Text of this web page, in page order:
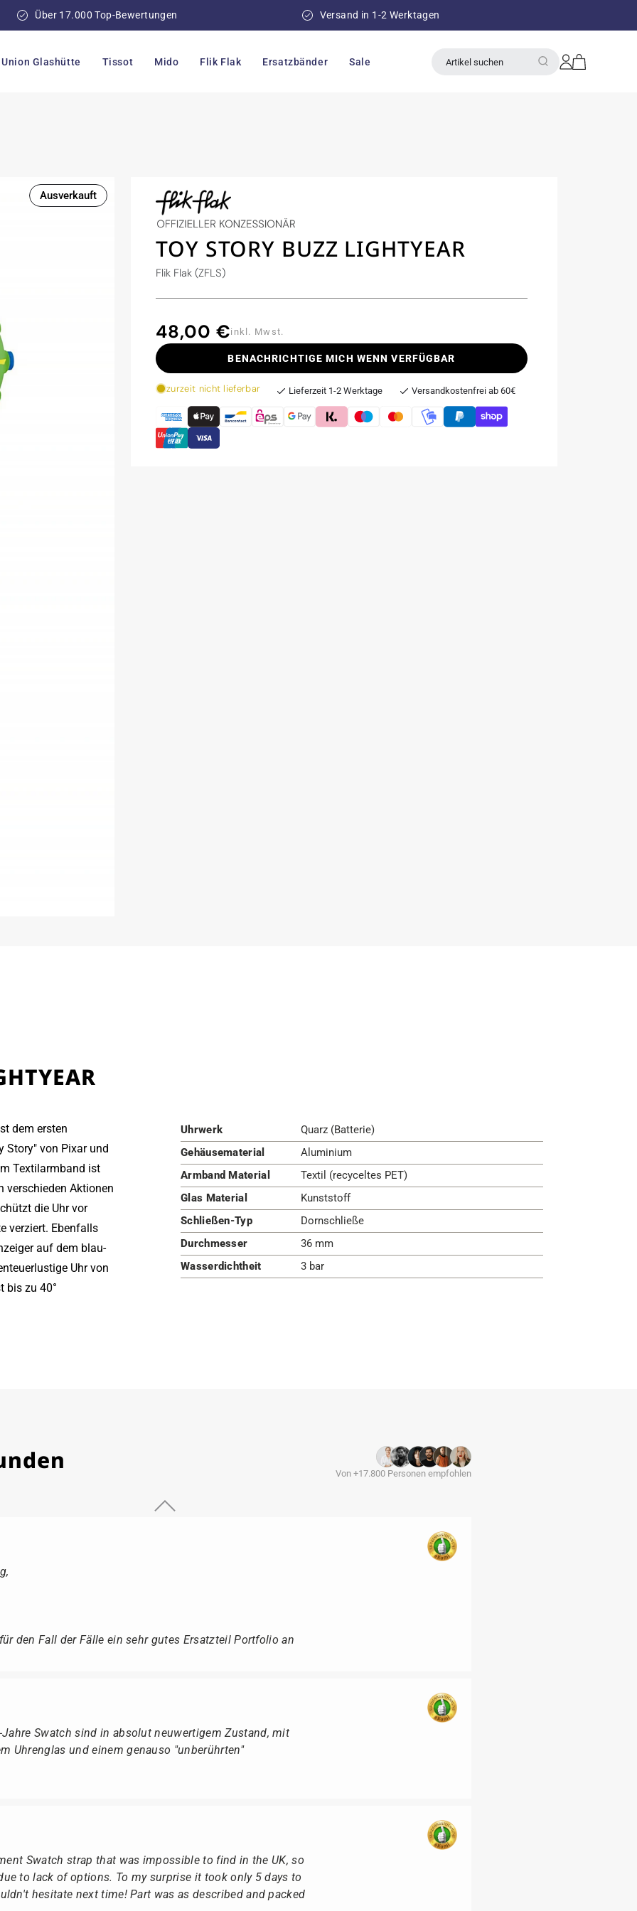
Über 17.000 Top-Bewertungen Versand in 1-2 Werktagen
Union Glashütte Tissot Mido Flik Flak Ersatzbänder Sale Artikel suchen Einloggen
Warenkorb
Ausverkauft
TOY STORY BUZZ LIGHTYEAR
Flik Flak (ZFLS)
Normaler
Preis
48,00 €inkl. Mwst.
BENACHRICHTIGE MICH WENN VERFÜGBAR
zurzeit nicht lieferbar Lieferzeit 1-2 Werktage Versandkostenfrei ab 60€
dem ersten
Story" von Pixar und
Textilarmband ist
verschieden Aktionen
die Uhr vor
verziert. Ebenfalls
auf dem blau-
Uhr von
bis zu 40°
Uhrwerk
Quarz (Batterie)
Gehäusematerial
Aluminium
Armband Material
Textil (recyceltes PET)
Glas Material
Kunststoff
Schließen-Typ
Dornschließe
Durchmesser
36 mm
Wasserdichtheit
3 bar
Von +17.800 Personen empfohlen
den Fall der Fälle ein sehr gutes Ersatzteil Portfolio an
Jahre Swatch sind in absolut neuwertigem Zustand, mit
Uhrenglas und einem genauso "unberührten"
Swatch strap that was impossible to find in the UK, so
to lack of options. To my surprise it took only 5 days to
hesitate next time! Part was as described and packed